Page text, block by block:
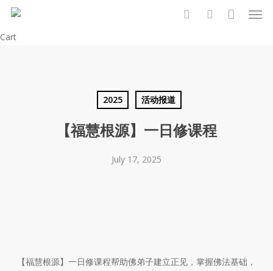
Skip
main
CartClose
2025 活动报道
【福慧根源】一日修课程
July 17, 2025
【福慧根源】一日修课程帮助佛弟子建立正见，掌握佛法基础，